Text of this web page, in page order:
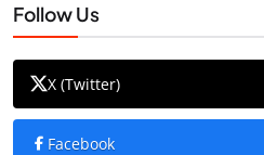
Follow Us
X (Twitter)
Facebook